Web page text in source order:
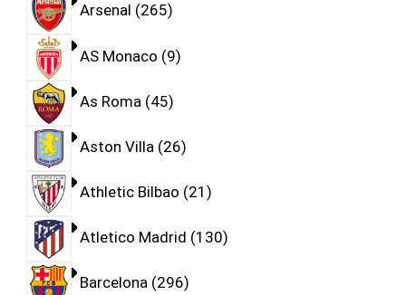
Arsenal 265
AS Monaco 9
As Roma 45
Aston Villa 26
Athletic Bilbao 21
Atletico Madrid 130
Barcelona 296